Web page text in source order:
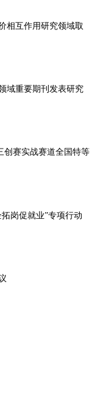
相互作用研究领域取
域重要期刊发表研究
创赛实战赛道全国特等
岗促就业”专项行动